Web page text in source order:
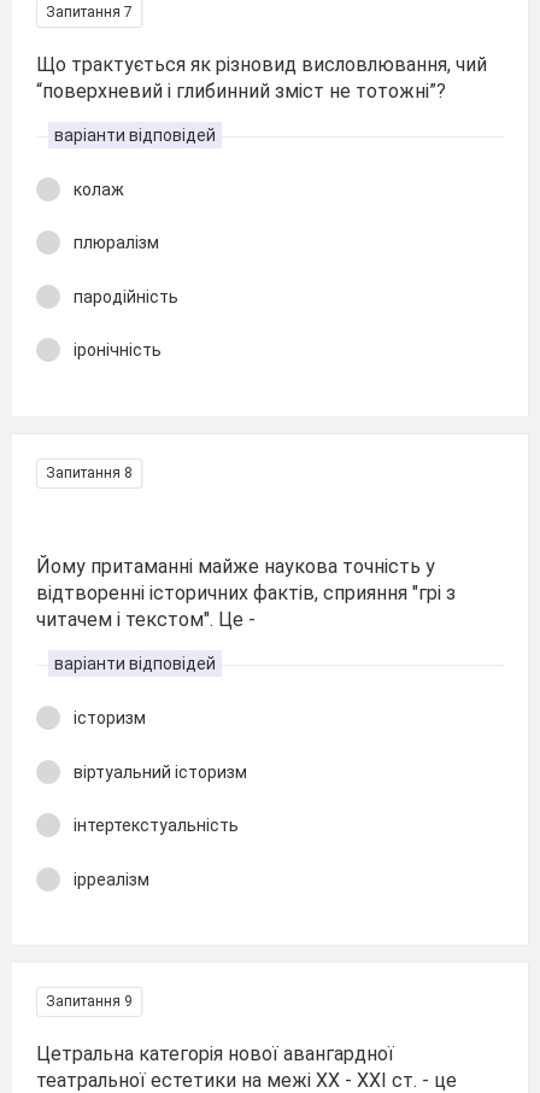
Запитання 7
Що трактується як різновид висловлювання, чий
“поверхневий і глибинний зміст не тотожні”?
варіанти відповідей
колаж
плюралізм
пародійність
іронічність
Запитання 8
Йому притаманні майже наукова точність у
відтворенні історичних фактів, сприяння "грі з
читачем і текстом". Це -
варіанти відповідей
історизм
віртуальний історизм
інтертекстуальність
ірреалізм
Запитання 9
Цетральна категорія нової авангардної
театральної естетики на межі ХХ - ХХІ ст. - це